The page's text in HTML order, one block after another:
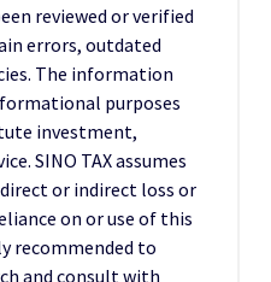
reviewed or verified
errors, outdated
The information
purposes
investment,
SINO TAX assumes
or indirect loss or
on or use of this
recommended to
and consult with